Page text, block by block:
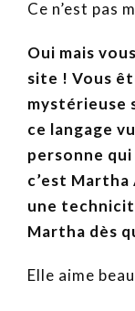
Ce n’est pas
Oui mais
site ! Vous
mystérieuse
ce langage
personne
c’est
une
Martha dès
Elle aime